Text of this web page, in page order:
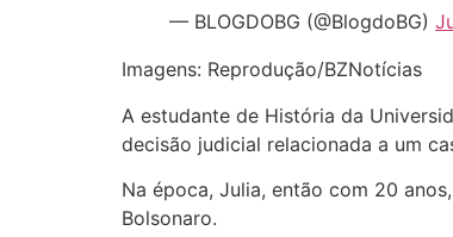
— BLOGDOBG (@BlogdoBG)
Imagens: Reprodução/BZNotícias
A estudante de História da
decisão judicial relacionada a um
Na época, Julia, então com 20
Bolsonaro.